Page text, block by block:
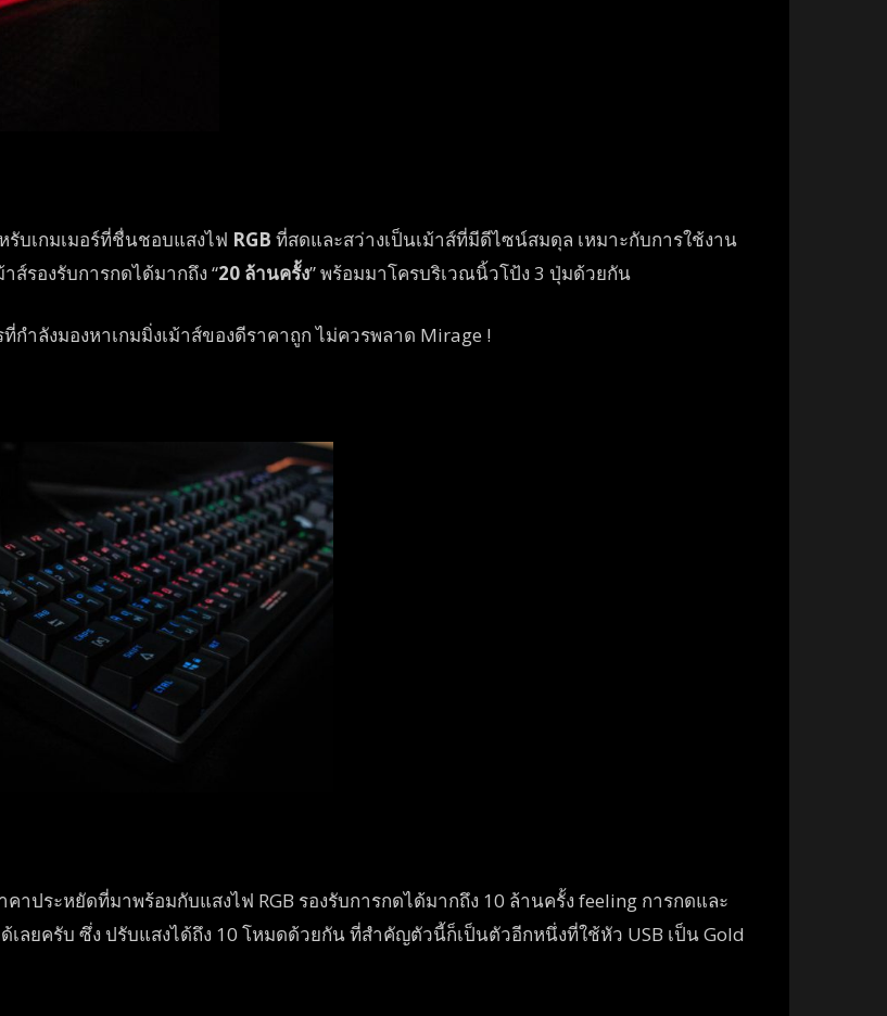
รับเกมเมอร์ที่ชื่นชอบแสงไฟ RGB ที่สดและสว่างเป็นเม้าส์ที่มีดีไซน์สมดุล เหมาะกับการใช้งาน
ส์รองรับการกดได้มากถึง “20 ล้านครั้ง” พร้อมมาโครบริเวณนิ้วโป้ง 3 ปุ่มด้วยกัน
กำลังมองหาเกมมิ่งเม้าส์ของดีราคาถูก ไม่ควรพลาด Mirage !
คาประหยัดที่มาพร้อมกับแสงไฟ RGB รองรับการกดได้มากถึง 10 ล้านครั้ง feeling การกดและ
ลยครับ ซึ่ง ปรับแสงได้ถึง 10 โหมดด้วยกัน ที่สำคัญตัวนี้ก็เป็นตัวอีกหนึ่งที่ใช้หัว USB เป็น Gold